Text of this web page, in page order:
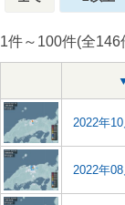
1件～100件(全146
2022年
2022年